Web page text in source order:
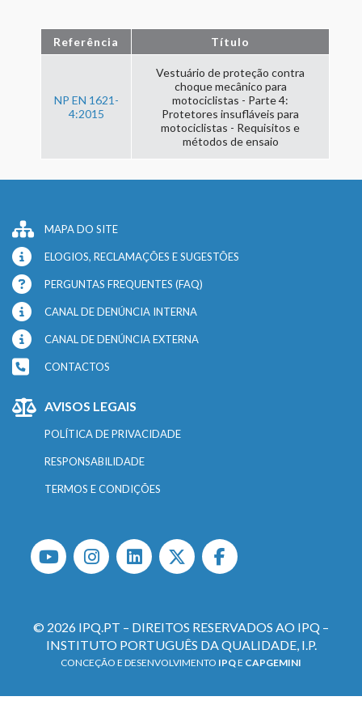
Referência Título
NP EN 1621-
4:2015
Vestuário de proteção contra
choque mecânico para
motociclistas - Parte 4:
Protetores insufláveis para
motociclistas - Requisitos e
métodos de ensaio
MAPA DO SITE
ELOGIOS, RECLAMAÇÕES E SUGESTÕES
PERGUNTAS FREQUENTES (FAQ)
CANAL DE DENÚNCIA INTERNA
CANAL DE DENÚNCIA EXTERNA
CONTACTOS
AVISOS LEGAIS
POLÍTICA DE PRIVACIDADE
RESPONSABILIDADE
TERMOS E CONDIÇÕES
© 2026 IPQ.PT – DIREITOS RESERVADOS AO IPQ –
INSTITUTO PORTUGUÊS DA QUALIDADE, I.P.
CONCEÇÃO E DESENVOLVIMENTO IPQE CAPGEMINI